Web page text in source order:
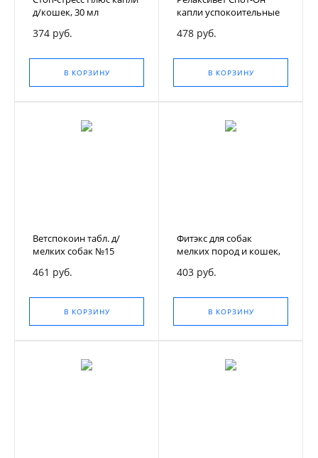
д/кошек, 30 мл
374 руб.
В КОРЗИНУ
капли успокоительные
478 руб.
В КОРЗИНУ
Ветспокоин табл. д/
мелких собак №15
461 руб.
В КОРЗИНУ
Фитэкс для собак
мелких пород и кошек,
403 руб.
В КОРЗИНУ